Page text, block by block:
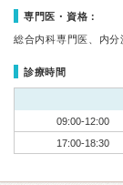
専門医・資格：
総合内科専門医、内
診療時間
09:00-12:00
17:00-18:30